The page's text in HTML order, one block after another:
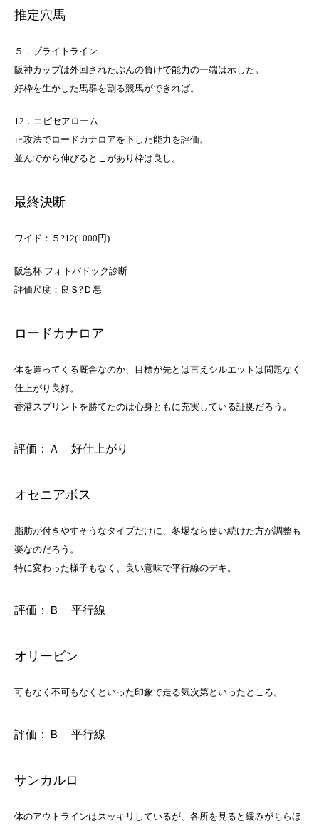
推定穴馬
５．ブライトライン
阪神カップは外回されたぶんの負けで能力の一端は示した。
好枠を生かした馬群を割る競馬ができれば。
12．エピセアローム
正攻法でロードカナロアを下した能力を評価。
並んでから伸びるとこがあり枠は良し。
最終決断
ワイド：５?12(1000円)
阪急杯 フォトパドック診断
評価尺度：良Ｓ?Ｄ悪
ロードカナロア
体を造ってくる厩舎なのか、目標が先とは言えシルエットは問題なく
仕上がり良好。
香港スプリントを勝てたのは心身ともに充実している証拠だろう。
評価：Ａ 好仕上がり
オセニアボス
脂肪が付きやすそうなタイプだけに、冬場なら使い続けた方が調整も
楽なのだろう。
特に変わった様子もなく、良い意味で平行線のデキ。
評価：Ｂ 平行線
オリービン
可もなく不可もなくといった印象で走る気次第といったところ。
評価：Ｂ 平行線
サンカルロ
体のアウトラインはスッキリしているが、各所を見ると緩みがちらほ